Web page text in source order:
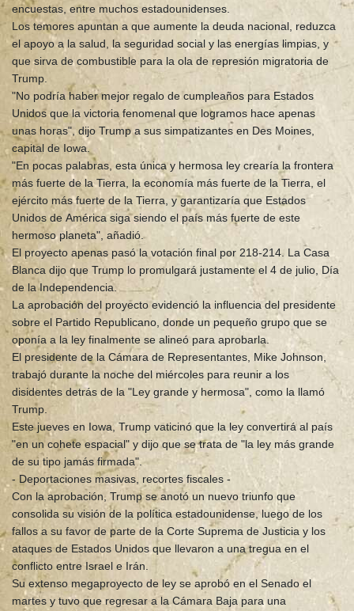
encuestas, entre muchos estadounidenses.
Los temores apuntan a que aumente la deuda nacional, reduzca
el apoyo a la salud, la seguridad social y las energías limpias, y
que sirva de combustible para la ola de represión migratoria de
Trump.
"No podría haber mejor regalo de cumpleaños para Estados
Unidos que la victoria fenomenal que logramos hace apenas
unas horas", dijo Trump a sus simpatizantes en Des Moines,
capital de Iowa.
"En pocas palabras, esta única y hermosa ley crearía la frontera
más fuerte de la Tierra, la economía más fuerte de la Tierra, el
ejército más fuerte de la Tierra, y garantizaría que Estados
Unidos de América siga siendo el país más fuerte de este
hermoso planeta", añadió.
El proyecto apenas pasó la votación final por 218-214. La Casa
Blanca dijo que Trump lo promulgará justamente el 4 de julio, Día
de la Independencia.
La aprobación del proyecto evidenció la influencia del presidente
sobre el Partido Republicano, donde un pequeño grupo que se
oponía a la ley finalmente se alineó para aprobarla.
El presidente de la Cámara de Representantes, Mike Johnson,
trabajó durante la noche del miércoles para reunir a los
disidentes detrás de la "Ley grande y hermosa", como la llamó
Trump.
Este jueves en Iowa, Trump vaticinó que la ley convertirá al país
"en un cohete espacial" y dijo que se trata de "la ley más grande
de su tipo jamás firmada".
- Deportaciones masivas, recortes fiscales -
Con la aprobación, Trump se anotó un nuevo triunfo que
consolida su visión de la política estadounidense, luego de los
fallos a su favor de parte de la Corte Suprema de Justicia y los
ataques de Estados Unidos que llevaron a una tregua en el
conflicto entre Israel e Irán.
Su extenso megaproyecto de ley se aprobó en el Senado el
martes y tuvo que regresar a la Cámara Baja para una